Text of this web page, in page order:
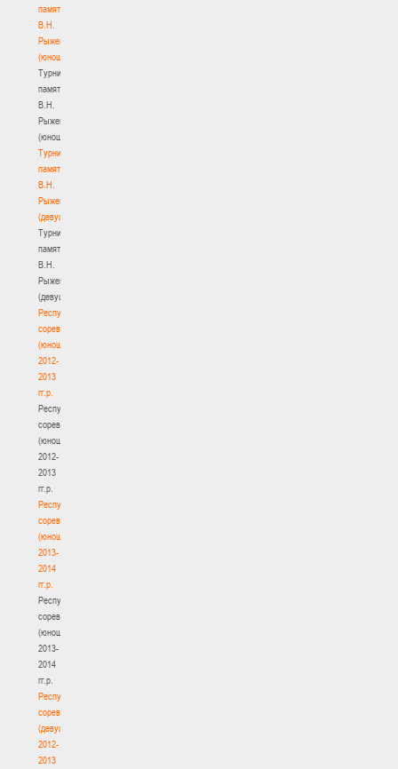
памяти
В.Н.
Рыженкова
(юноши)
Турнир
памяти
В.Н.
Рыженкова
(юноши)
Турнир
памяти
В.Н.
Рыженкова
(девушки)
Турнир
памяти
В.Н.
Рыженкова
(девушки)
Республиканские
соревнования
(юноши)
2012-
2013
гг.р.
Республиканские
соревнования
(юноши)
2012-
2013
гг.р.
Республиканские
соревнования
(юноши)
2013-
2014
гг.р.
Республиканские
соревнования
(юноши)
2013-
2014
гг.р.
Республиканские
соревнования
(девушки)
2012-
2013